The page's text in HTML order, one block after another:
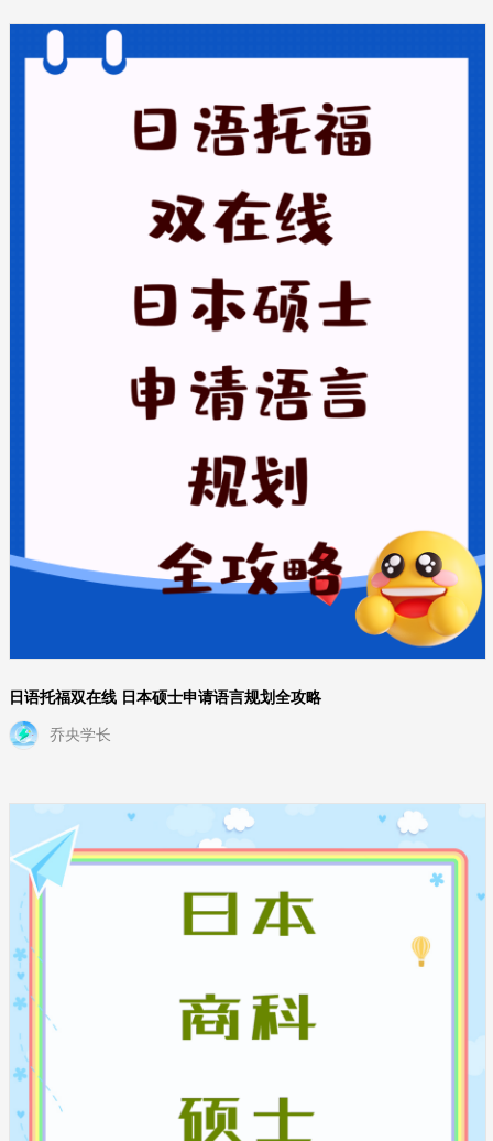
日语托福双在线 日本硕士申请语言规划全攻略
乔央学长